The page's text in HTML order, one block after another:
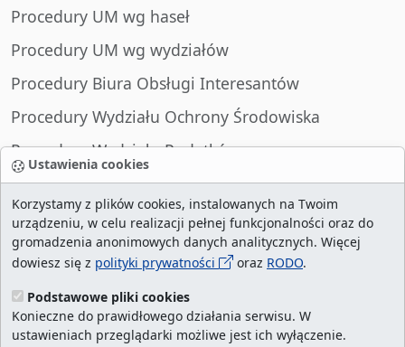
Ustawienia cookies
Korzystamy z plików cookies, instalowanych na Twoim
urządzeniu, w celu realizacji pełnej funkcjonalności oraz do
gromadzenia anonimowych danych analitycznych. Więcej
dowiesz się z polityki prywatności oraz RODO.
Podstawowe pliki cookies
Konieczne do prawidłowego działania serwisu. W
ustawieniach przeglądarki możliwe jest ich wyłączenie.
Procedury UM wg haseł
Procedury UM wg wydziałów
Procedury Biura Obsługi Interesantów
Procedury Wydziału Ochrony Środowiska
Procedury Wydziału Podatków
Procedury Wydziału Spraw Obywatelskich
liczba wizyt:29005167/ aktualna strona:
najczęściej odwiedzane strony
cookies